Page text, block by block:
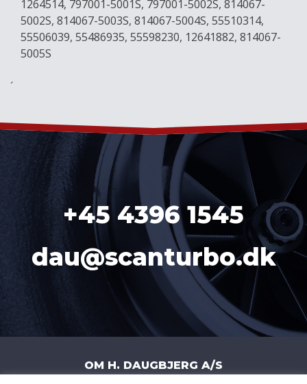
1264514, 797001-5001S, 797001-5002S, 814067-
5002S, 814067-5003S, 814067-5004S, 55510314,
55506039, 55486935, 55598230, 12641882, 814067-
5005S
´
+45 4396 1545
dau@scanturbo.dk
OM H. DAUGBJERG A/S